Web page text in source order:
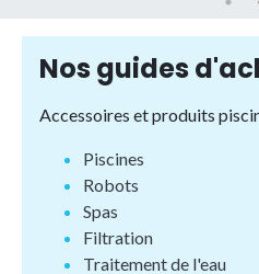
Nos guides
Accessoires et produits
Piscines
Robots
Spas
Filtration
Traitement de l'eau